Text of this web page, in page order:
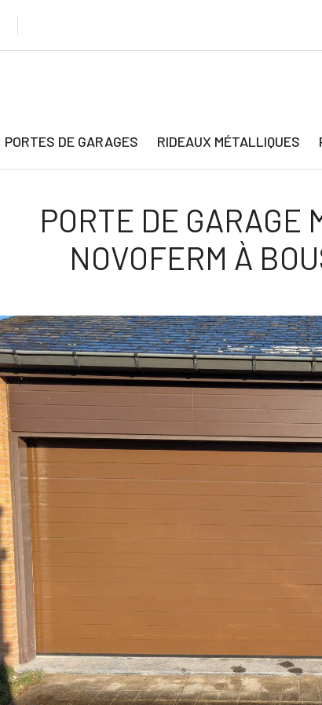
PORTES DE GARAGES RIDEAUX MÉTALLIQUES
PORTE DE GARAGE
NOVOFERM À